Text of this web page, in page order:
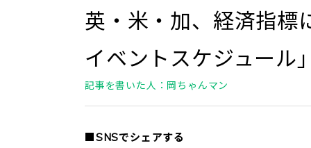
英・米・加、経済指
イベントスケジュール
記事を書いた人：岡ちゃんマン
■SNSでシェアする